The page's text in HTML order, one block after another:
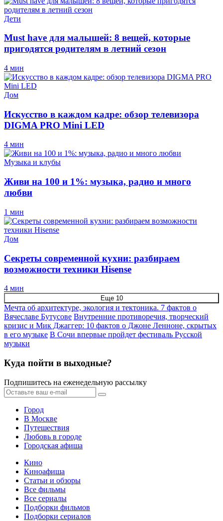
Дети
Must have для малышей: 8 вещей, которые
пригодятся родителям в летний сезон
4 мин
Дом
Искусство в каждом кадре: обзор телевизора
DIGMA PRO Mini LED
4 мин
Музыка и клубы
Живи на 100 и 1%: музыка, радио и много
любви
1 мин
Дом
Секреты современной кухни: разбираем
возможности техники Hisense
4 мин
Еще 10
Мечта об архитектуре, экология и тектоника. 7 фактов о
Вячеславе Бутусове Внутренние противоречия, творческий
кризис и Мик Джаггер: 10 фактов о Джоне Ленноне, скрытых
в его музыке В Сочи впервые пройдет фестиваль Русской
музыки
Куда пойти в выходные?
Подпишитесь на еженедельную рассылку
Город
В Москве
Путешествия
Любовь в городе
Городская афиша
Кино
Киноафиша
Статьи и обзоры
Все фильмы
Все сериалы
Подборки фильмов
Подборки сериалов